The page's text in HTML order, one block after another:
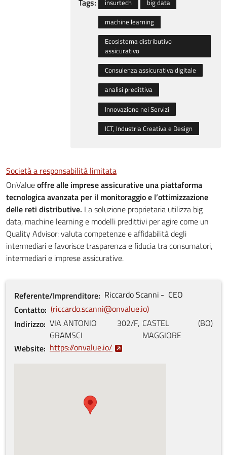
insurtech
big data
machine learning
Ecosistema distributivo
assicurativo
Consulenza assicurativa digitale
analisi predittiva
Innovazione nei Servizi
ICT, Industria Creativa e Design
Società a responsabilità limitata
OnValueoffre alle imprese assicurative una piattaforma
tecnologica avanzata per il monitoraggio e l’ottimizzazione
delle reti distributive. La soluzione proprietaria utilizza big
data, machine learning e modelli predittivi per agire come un
Quality Advisor: valuta competenze e affidabilità degli
intermediari e favorisce trasparenza e fiducia tra consumatori,
intermediari e imprese assicurative.
Referente/Imprenditore RiccardoScanni
CEO
Contatto
riccardo.scanni@onvalue.io
Indirizzo VIA ANTONIO
GRAMSCI
302/F, CASTEL
MAGGIORE
(BO)
Website https://onvalue.io/